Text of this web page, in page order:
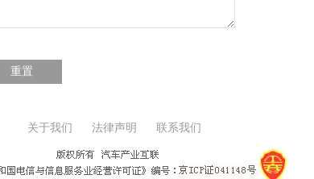
重置
关于我们 法律声明 联系我们